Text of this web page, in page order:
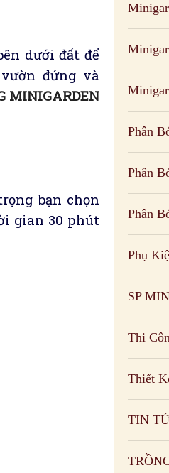
dưới đất để
đứng và
MINIGARDEN
bạn chọn
gian 30 phút
Phân
Phân
Phân
Phụ
SP
Thi
Thiết
TIN